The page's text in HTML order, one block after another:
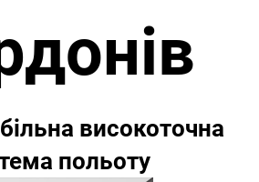
високоточна
польоту